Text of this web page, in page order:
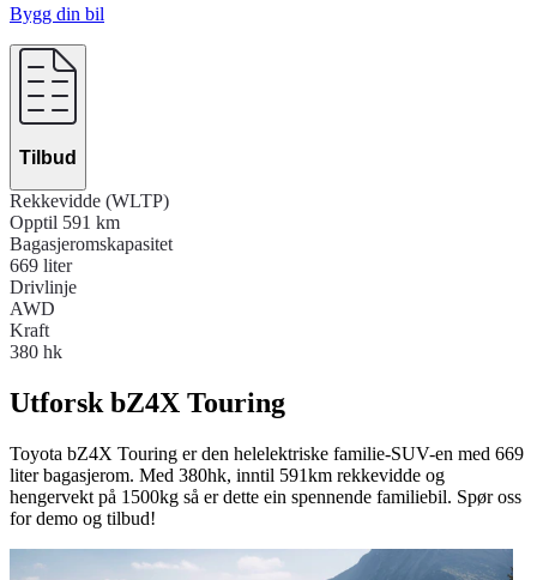
Bygg din bil
Tilbud
Rekkevidde (WLTP)
Opptil 591 km
Bagasjeromskapasitet
669 liter
Drivlinje
AWD
Kraft
380 hk
Utforsk bZ4X Touring
Toyota bZ4X Touring er den helelektriske familie-SUV-en med 669
liter bagasjerom. Med 380hk, inntil 591km rekkevidde og
hengervekt på 1500kg så er dette ein spennende familiebil. Spør oss
for demo og tilbud!